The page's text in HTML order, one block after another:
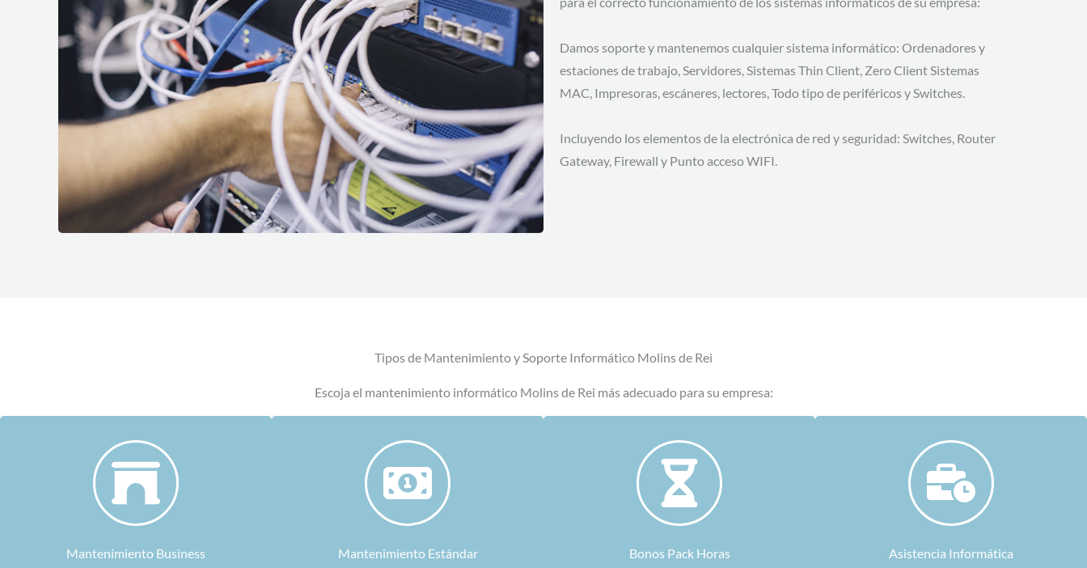
Damos soporte y mantenemos cualquier sistema informático: Ordenadores y
estaciones de trabajo, Servidores, Sistemas Thin Client, Zero Client Sistemas
MAC, Impresoras, escáneres, lectores, Todo tipo de periféricos y Switches.
Incluyendo los elementos de la electrónica de red y seguridad: Switches, Router
Gateway, Firewall y Punto acceso WIFI.
Tipos de Mantenimiento y Soporte Informático Molins de Rei
Escoja el mantenimiento informático Molins de Rei más adecuado para su empresa:
Mantenimiento Business Mantenimiento Estándar Bonos Pack Horas Asistencia Informática